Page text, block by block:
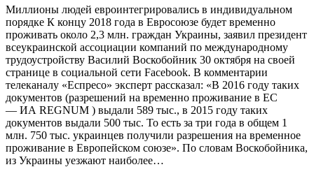
Миллионы людей евроинтегрировались в индивидуальном
порядке К концу 2018 года в Евросоюзе будет временно
проживать около 2,3 млн. граждан Украины, заявил президент
всеукраинской ассоциации компаний по международному
трудоустройству Василий Воскобойник 30 октября на своей
странице в социальной сети Facebook. В комментарии
телеканалу «Еспресо» эксперт рассказал: «В 2016 году таких
документов (разрешений на временно проживание в ЕС
— ИА REGNUM ) выдали 589 тыс., в 2015 году таких
документов выдали 500 тыс. То есть за три года в общем 1
млн. 750 тыс. украинцев получили разрешения на временное
проживание в Европейском союзе». По словам Воскобойника,
из Украины уезжают наиболее…